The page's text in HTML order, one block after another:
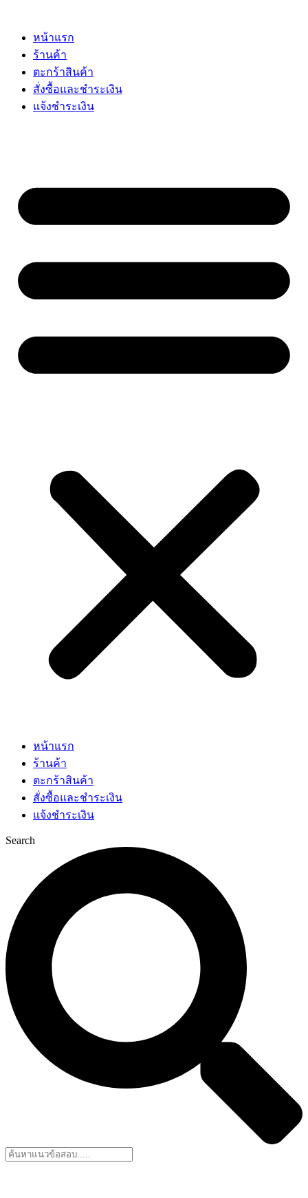
contentหน้าแรก
ร้านค้า
ตะกร้าสินค้า
สั่งซื้อและชำระเงิน
แจ้งชำระเงิน
หน้าแรก
ร้านค้า
ตะกร้าสินค้า
สั่งซื้อและชำระเงิน
แจ้งชำระเงิน
Search